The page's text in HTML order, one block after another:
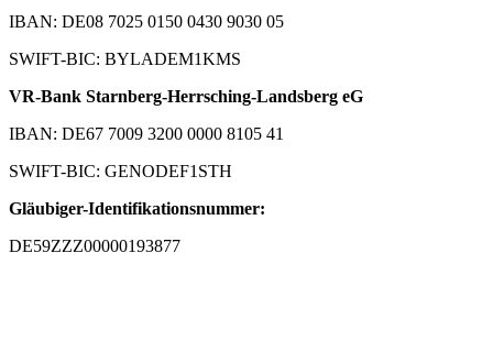
IBAN: DE08 7025 0150 0430 9030 05
SWIFT-BIC: BYLADEM1KMS
VR-Bank Starnberg-Herrsching-Landsberg eG
IBAN: DE67 7009 3200 0000 8105 41
SWIFT-BIC: GENODEF1STH
Gläubiger-Identifikationsnummer:
DE59ZZZ00000193877